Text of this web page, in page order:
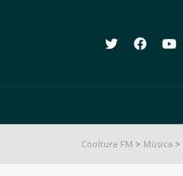
Cooltura FM > Música >